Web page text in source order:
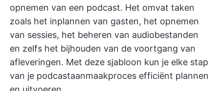
opnemen van een podcast. Het omvat taken
zoals het inplannen van gasten, het opnemen
van sessies, het beheren van audiobestanden
en zelfs het bijhouden van de voortgang van
afleveringen. Met deze sjabloon kun je elke stap
van je podcastaanmaakproces efficiënt plannen